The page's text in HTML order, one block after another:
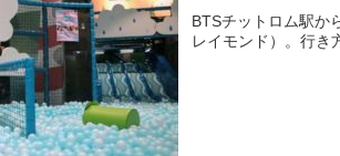
BTSチットロム駅か
レイモンド）。行き